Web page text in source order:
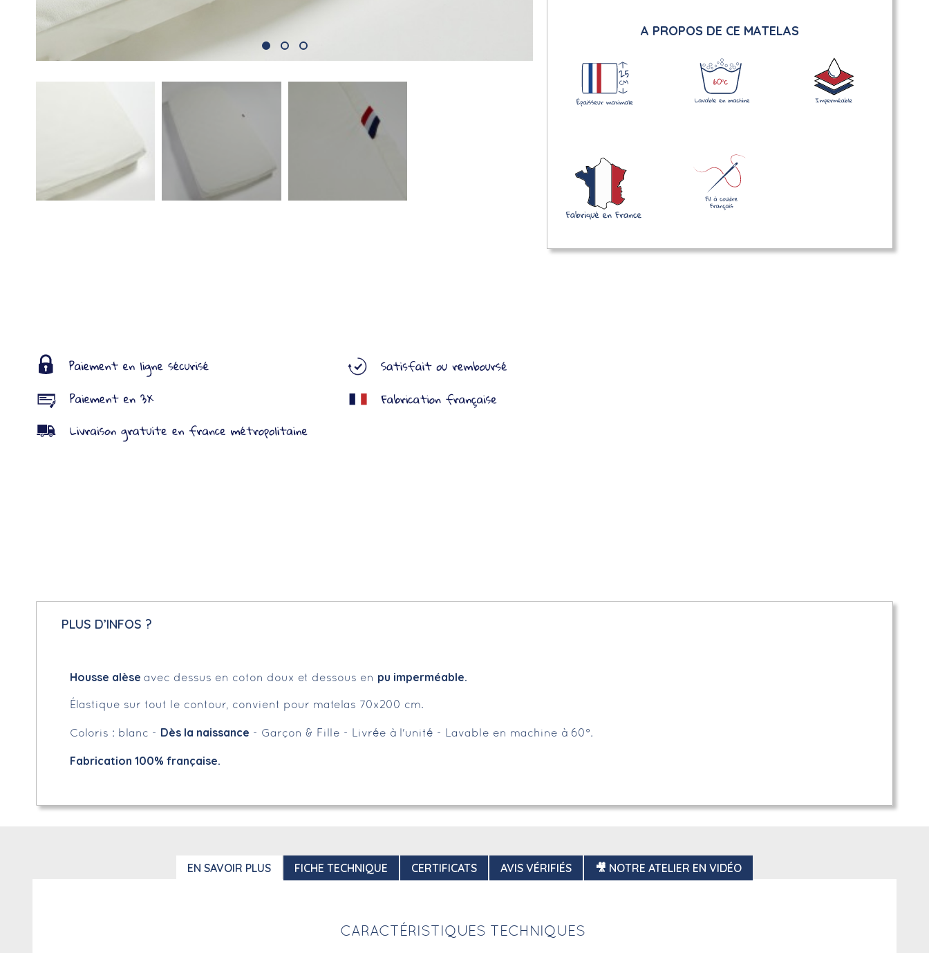
A PROPOS DE CE MATELAS
PLUS D’INFOS ?
Housse alèse avec dessus en coton doux et dessous en pu imperméable.
Élastique sur tout le contour, convient pour matelas 70x200 cm.
Coloris : blanc - Dès la naissance - Garçon & Fille - Livrée à l'unité - Lavable en machine à 60°.
Fabrication 100% française.
EN SAVOIR PLUS FICHE TECHNIQUE CERTIFICATS AVIS VÉRIFIÉS 🎥 NOTRE ATELIER EN VIDÉO
CARACTÉRISTIQUES TECHNIQUES